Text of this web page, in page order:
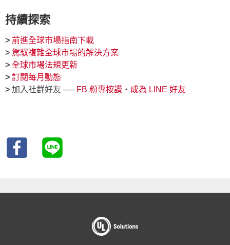
持續探索
> 前進全球市場指南下載
> 駕馭複雜全球市場的解決方案
> 全球市場法規更新
> 訂閱每月動態
> 加入社群好友 ── FB 粉專按讚 ‧ 成為 LINE 好友